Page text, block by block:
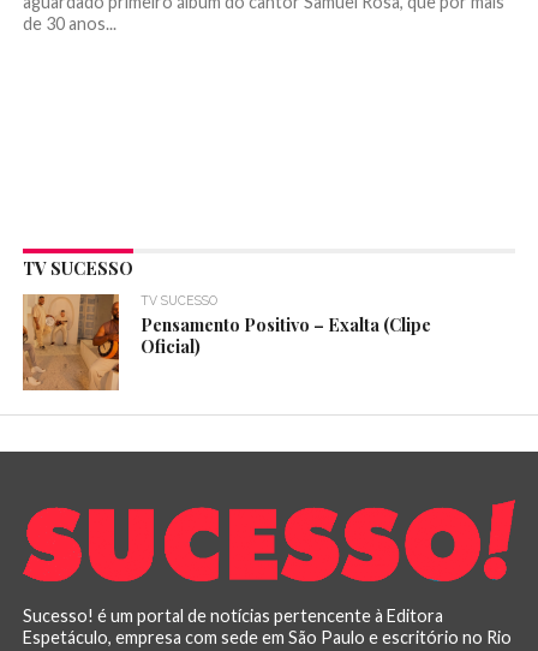
de 30 anos...
TV SUCESSO
TV SUCESSO
Pensamento Positivo – Exalta (Clipe
Oficial)
Sucesso! é um portal de notícias pertencente à Editora
Espetáculo, empresa com sede em São Paulo e escritório no Rio